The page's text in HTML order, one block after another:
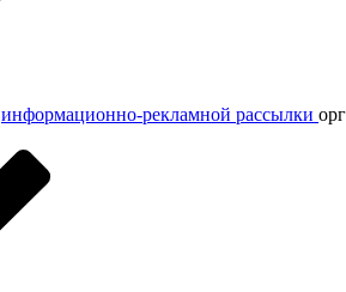
информационно-рекламной рассылки